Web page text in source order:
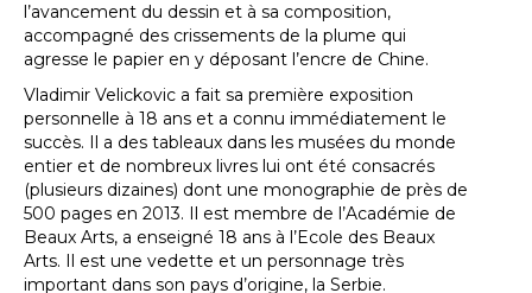
l’avancement du dessin et à sa composition,
accompagné des crissements de la plume qui
agresse le papier en y déposant l’encre de Chine.
Vladimir Velickovic a fait sa première exposition
personnelle à 18 ans et a connu immédiatement le
succès. Il a des tableaux dans les musées du monde
entier et de nombreux livres lui ont été consacrés
(plusieurs dizaines) dont une monographie de près de
500 pages en 2013. Il est membre de l’Académie de
Beaux Arts, a enseigné 18 ans à l’Ecole des Beaux
Arts. Il est une vedette et un personnage très
important dans son pays d’origine, la Serbie.